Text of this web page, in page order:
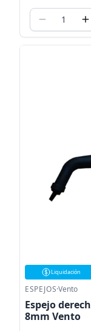
Liquidación
ESPEJOS·Vento
Espejo
8mm Vento